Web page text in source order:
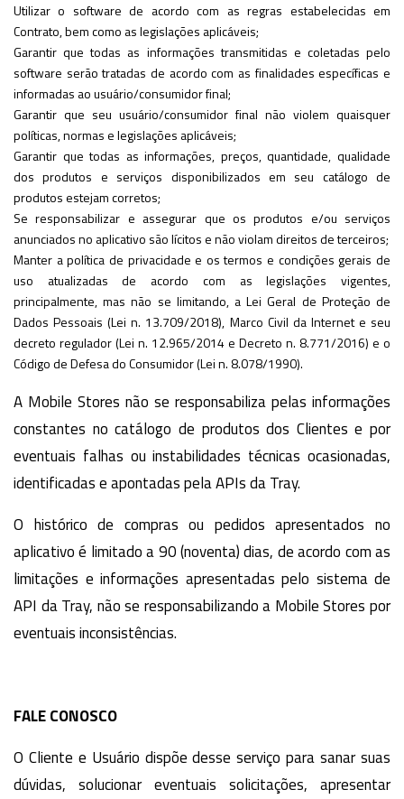
Utilizar o software de acordo com as regras estabelecidas em
Contrato, bem como as legislações aplicáveis;
Garantir que todas as informações transmitidas e coletadas pelo
software serão tratadas de acordo com as finalidades específicas e
informadas ao usuário/consumidor final;
Garantir que seu usuário/consumidor final não violem quaisquer
políticas, normas e legislações aplicáveis;
Garantir que todas as informações, preços, quantidade, qualidade
dos produtos e serviços disponibilizados em seu catálogo de
produtos estejam corretos;
Se responsabilizar e assegurar que os produtos e/ou serviços
anunciados no aplicativo são lícitos e não violam direitos de terceiros;
Manter a política de privacidade e os termos e condições gerais de
uso atualizadas de acordo com as legislações vigentes,
principalmente, mas não se limitando, a Lei Geral de Proteção de
Dados Pessoais (Lei n. 13.709/2018), Marco Civil da Internet e seu
decreto regulador (Lei n. 12.965/2014 e Decreto n. 8.771/2016) e o
Código de Defesa do Consumidor (Lei n. 8.078/1990).
A Mobile Stores não se responsabiliza pelas informações
constantes no catálogo de produtos dos Clientes e por
eventuais falhas ou instabilidades técnicas ocasionadas,
identificadas e apontadas pela APIs da Tray.
O histórico de compras ou pedidos apresentados no
aplicativo é limitado a 90 (noventa) dias, de acordo com as
limitações e informações apresentadas pelo sistema de
API da Tray, não se responsabilizando a Mobile Stores por
eventuais inconsistências.
FALE CONOSCO
O Cliente e Usuário dispõe desse serviço para sanar suas
dúvidas, solucionar eventuais solicitações, apresentar